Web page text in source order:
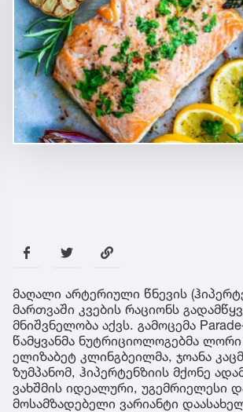
მაღალი არტერიული წნევის
მართვაში კვების რაციონს
მნიშვნელობა აქვს. გამოცემა
წამყვანმა ნუტრიციოლოგებმა ლორი
ელიზაბეტ კლინგბეილმა, ჯოანა
ზუმპანომ, ჰიპერტენზიის მქონე
ვახშმის იდეალური, უგემრიელესი
მოსამზადებელი ვარიანტი